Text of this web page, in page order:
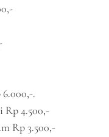
.
Rp 4.500,-
Rp 3.500,-